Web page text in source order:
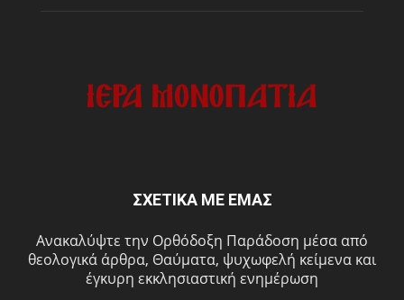
ΣΧΕΤΙΚΑ ΜΕ ΕΜΑΣ
Ανακαλύψτε την Ορθόδοξη Παράδοση μέσα από
θεολογικά άρθρα, Θαύματα, ψυχωφελή κείμενα και
έγκυρη εκκλησιαστική ενημέρωση